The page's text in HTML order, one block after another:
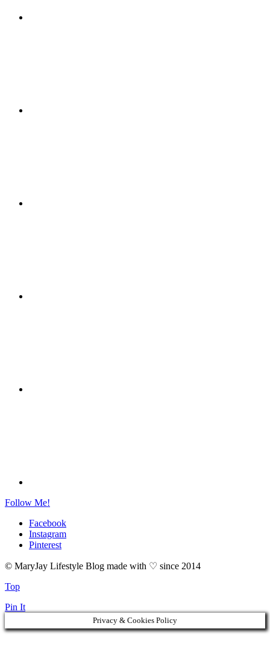
Follow Me!
Facebook
Instagram
Pinterest
© MaryJay Lifestyle Blog made with ♡ since 2014
Top
Pin It
Privacy & Cookies Policy